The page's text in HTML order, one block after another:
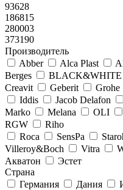
93628
186815
280003
373190
Производитель
Abber
Alca Plast
Berges
BLACK&WHITE
Creavit
Geberit Grohe
Iddis
Jacob Delafon
Marko
Melana OLI
RGW
Riho
Roca
SensPa
Villeroy&Boсh
Vitra
Акватон
Эстет
Страна
Германия
Дания